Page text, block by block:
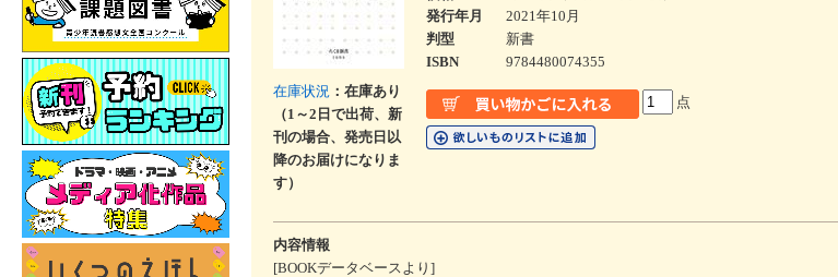
在庫状況 ：在庫あり
（1～2日で出荷、新
刊の場合、発売日以
降のお届けになりま
す）
発行年月
2021年10月
判型
新書
ISBN
9784480074355
点
内容情報
[BOOKデータベースより]